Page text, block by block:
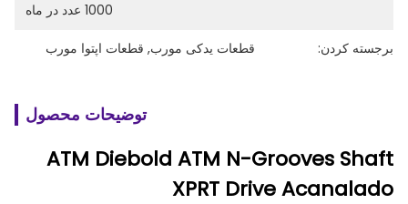
1000 عدد در ماه
برجسته کردن: قطعات یدکی مورب, قطعات اپتوا مورب
توضیحات محصول
ATM Diebold ATM N-Grooves Shaft
XPRT Drive Acanalado